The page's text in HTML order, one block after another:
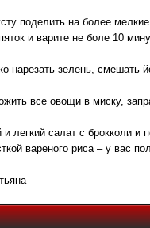
поделить на более мелкие
и варите не боле 10
зелень, смешать
все овощи в миску,
легкий салат с брокколи и
вареного риса – у вас